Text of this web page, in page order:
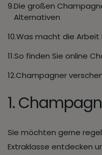
Die großen
Alternativen
Was macht die Arbeit
So finden Sie online
Champagner
1.
Sie möchten gerne
Extraklasse entdecken